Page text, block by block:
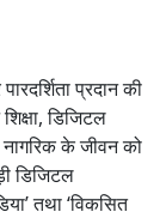
प्रदान की
डिजिटल
नागरिक के जीवन को
डिजिटल
तथा ‘विकसित